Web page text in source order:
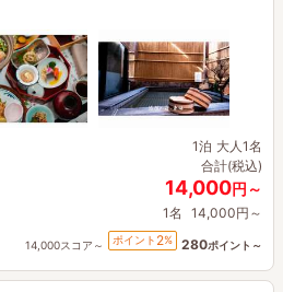
1泊 大人1名
合計(税込)
14,000円～
1名 14,000円～
14,000スコア～ ポイント 2% 280ポイント～